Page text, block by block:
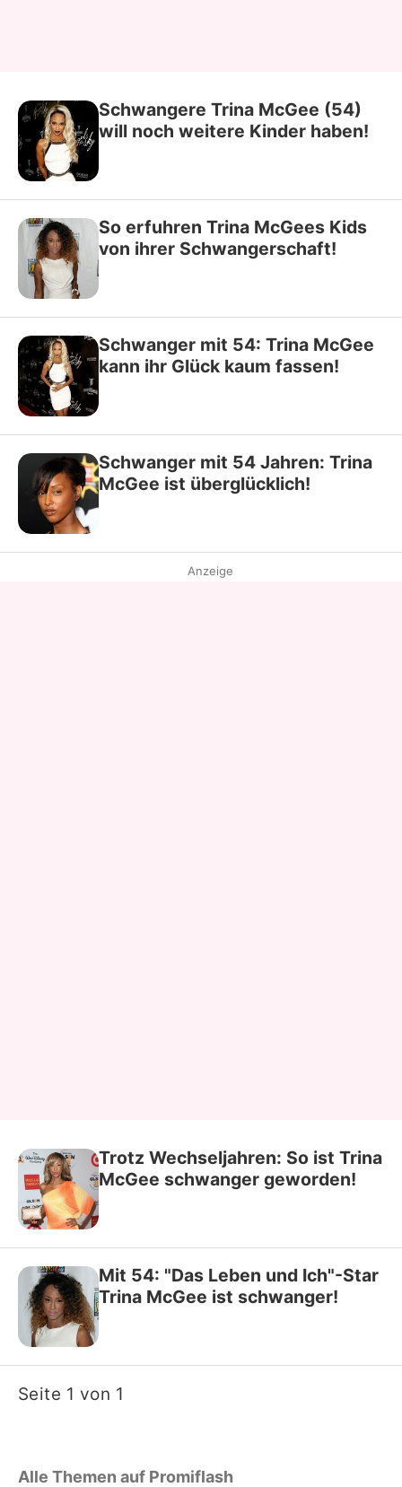
Schwangere Trina McGee (54)
will noch weitere Kinder haben!
So erfuhren Trina McGees Kids
von ihrer Schwangerschaft!
Schwanger mit 54: Trina McGee
kann ihr Glück kaum fassen!
Schwanger mit 54 Jahren: Trina
McGee ist überglücklich!
Anzeige
Trotz Wechseljahren: So ist Trina
McGee schwanger geworden!
Mit 54: "Das Leben und Ich"-Star
Trina McGee ist schwanger!
Seite 1 von 1
Alle Themen auf Promiflash